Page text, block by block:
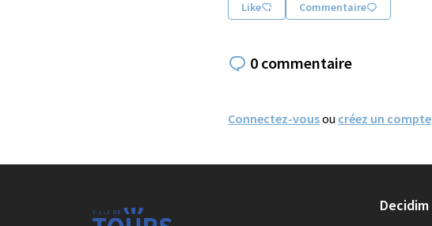
Like Commentaire
0 commentaire
Connectez-vousou créez un compte
Decidim